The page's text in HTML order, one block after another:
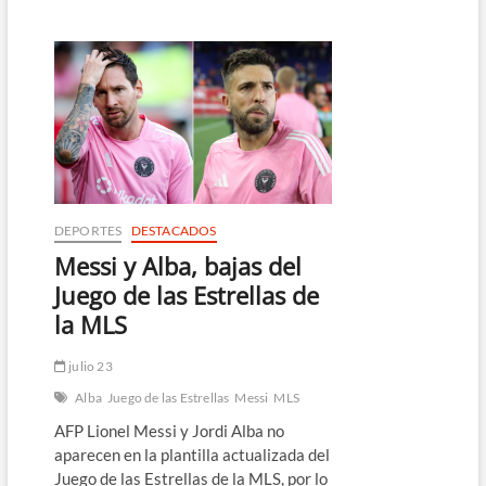
modo
Mundial:
pruebas
clave,
promesas
jóvenes
y
la
incógnita
Messi
DEPORTES DESTACADOS
Messi y Alba, bajas del
Juego de las Estrellas de
la MLS
julio 23
Alba Juego de las Estrellas Messi MLS
AFP Lionel Messi y Jordi Alba no
aparecen en la plantilla actualizada del
Juego de las Estrellas de la MLS, por lo